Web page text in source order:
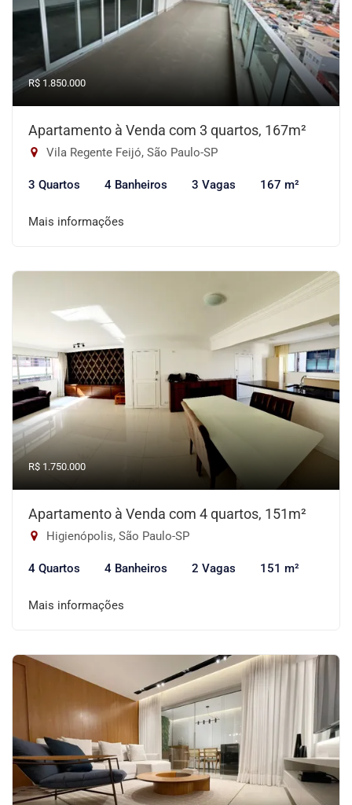
R$ 1.850.000
Apartamento à Venda com 3 quartos, 167m²
Vila Regente Feijó, São Paulo-SP
3 Quartos 4 Banheiros 3 Vagas 167 m²
Mais informações
R$ 1.750.000
Apartamento à Venda com 4 quartos, 151m²
Higienópolis, São Paulo-SP
4 Quartos 4 Banheiros 2 Vagas 151 m²
Mais informações